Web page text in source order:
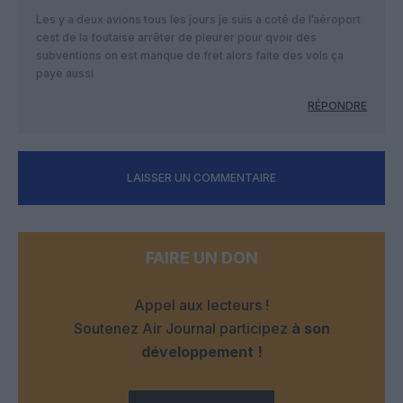
Les y a deux avions tous les jours je suis a coté de l’aéroport
cest de la foutaise arrêter de pleurer pour qvoir des
subventions on est manque de fret alors faite des vols ça
paye aussi
RÉPONDRE
LAISSER UN COMMENTAIRE
FAIRE UN DON
Appel aux lecteurs !
Soutenez Air Journal participez à son
développement !